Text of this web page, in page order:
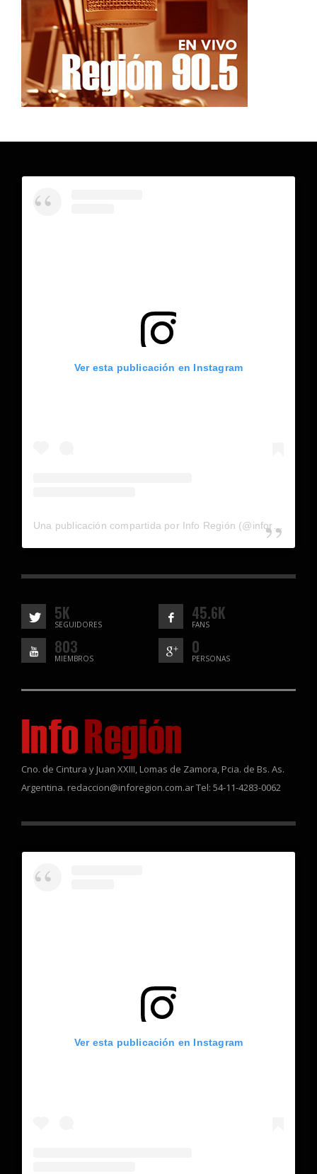
Ver esta publicación en Instagram
5K
SEGUIDORES
45.6K
FANS
803
MIEMBROS
0
PERSONAS
Cno. de Cintura y Juan XXIII, Lomas de Zamora, Pcia. de Bs. As.
Argentina. redaccion@inforegion.com.ar Tel: 54-11-4283-0062
Ver esta publicación en Instagram